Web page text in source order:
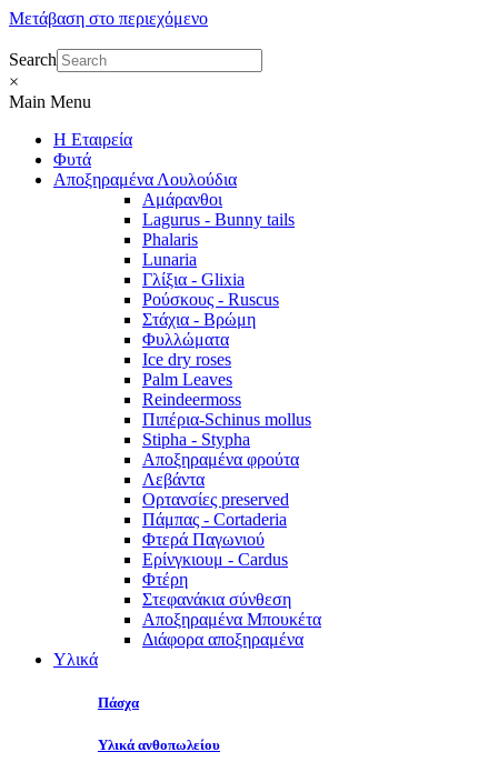
Μετάβαση στο περιεχόμενο
Search
×
Main Menu
Η Εταιρεία
Φυτά
Αποξηραμένα Λουλούδια
Αμάρανθοι
Lagurus - Bunny tails
Phalaris
Lunaria
Γλίξια - Glixia
Ρούσκους - Ruscus
Στάχια - Βρώμη
Φυλλώματα
Ice dry roses
Palm Leaves
Reindeermoss
Πιπέρια-Schinus mollus
Stipha - Stypha
Αποξηραμένα φρούτα
Λεβάντα
Ορτανσίες preserved
Πάμπας - Cortaderia
Φτερά Παγωνιού
Ερίνγκιουμ - Cardus
Φτέρη
Στεφανάκια σύνθεση
Αποξηραμένα Μπουκέτα
Διάφορα αποξηραμένα
Υλικά
Πάσχα
Υλικά ανθοπωλείου